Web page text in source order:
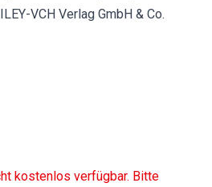
VCH Verlag GmbH & Co.
kostenlos verfügbar. Bitte